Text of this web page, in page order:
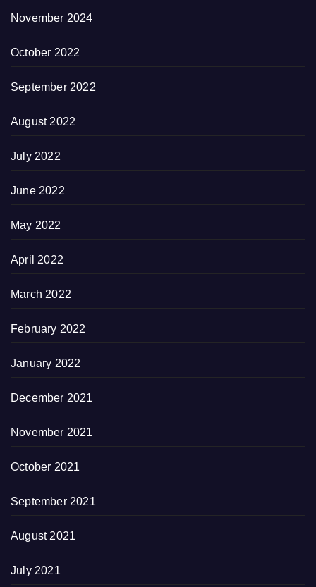
November 2024
October 2022
September 2022
August 2022
July 2022
June 2022
May 2022
April 2022
March 2022
February 2022
January 2022
December 2021
November 2021
October 2021
September 2021
August 2021
July 2021